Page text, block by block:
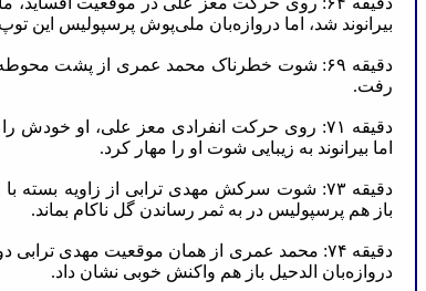
بیرانوند شد، اما دروازه‌بان ملی‌پوش پرسپولیس این
دقیقه ۶۹: شوت خطرناک محمد عمری از پشت
رفت.
دقیقه ۷۱: روی حرکت انفرادی معز علی، او
اما بیرانوند به زیبایی شوت او را مهار کرد.
دقیقه ۷۳: شوت سرکش مهدی ترابی از زاویه بسته
باز هم پرسپولیس در به ثمر رساندن گل ناکام بماند.
دقیقه ۷۴: محمد عمری از همان موقعیت مهدی
دروازه‌بان الدحیل باز هم واکنش خوبی نشان داد.